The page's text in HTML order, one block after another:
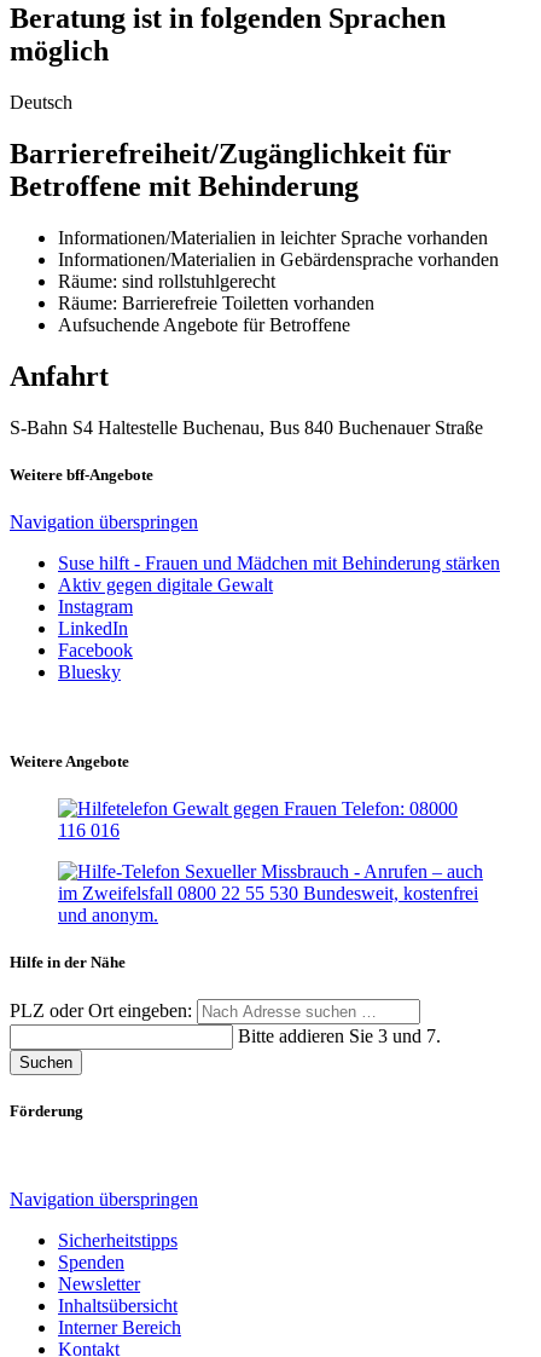
Beratung ist in folgenden Sprachen
möglich
Deutsch
Barrierefreiheit/Zugänglichkeit für
Betroffene mit Behinderung
Informationen/Materialien in leichter Sprache vorhanden
Informationen/Materialien in Gebärdensprache vorhanden
Räume: sind rollstuhlgerecht
Räume: Barrierefreie Toiletten vorhanden
Aufsuchende Angebote für Betroffene
Anfahrt
S-Bahn S4 Haltestelle Buchenau, Bus 840 Buchenauer Straße
Weitere bff-Angebote
Navigation überspringen
Suse hilft - Frauen und Mädchen mit Behinderung stärken
Aktiv gegen digitale Gewalt
Instagram
LinkedIn
Facebook
Bluesky
Weitere Angebote
Hilfe in der Nähe
PLZ oder Ort eingeben:
Bitte addieren Sie 3 und 7.
Suchen
Förderung
Navigation überspringen
Sicherheitstipps
Spenden
Newsletter
Inhaltsübersicht
Interner Bereich
Kontakt